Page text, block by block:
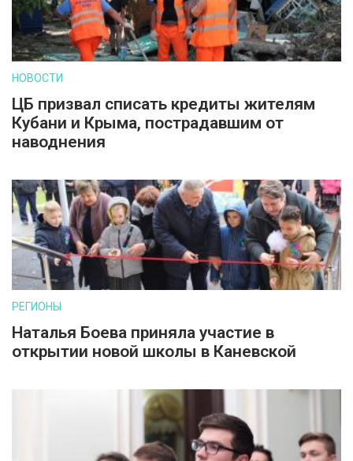
НОВОСТИ
ЦБ призвал списать кредиты жителям
Кубани и Крыма, пострадавшим от
наводнения
РЕГИОНЫ
Наталья Боева приняла участие в
открытии новой школы в Каневской